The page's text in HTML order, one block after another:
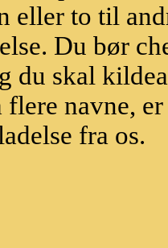
eller to til
Du bør
du skal
navne,
fra os.